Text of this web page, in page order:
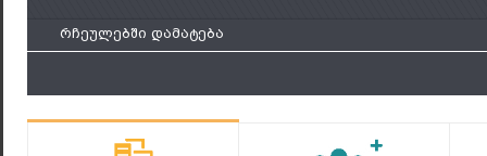
რჩეულებში დამატება